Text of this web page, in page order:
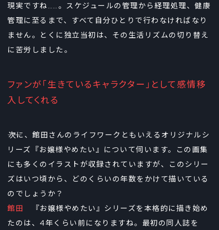
現実ですね……。スケジュールの管理から経理処理、健康
管理に至るまで、すべて自分ひとりで行わなければなり
ません。とくに独立当初は、その生活リズムの切り替え
に苦労しました。
ファンが「生きているキャラクター」として感情移
入してくれる
――次に、館田さんのライフワークともいえるオリジナルシ
リーズ『お嬢様やめたい』について伺います。この画集
にも多くのイラストが収録されていますが、このシリー
ズはいつ頃から、どのくらいの年数をかけて描いている
のでしょうか？
館田 『お嬢様やめたい』シリーズを本格的に描き始め
たのは、4年くらい前になりますね。最初の同人誌を